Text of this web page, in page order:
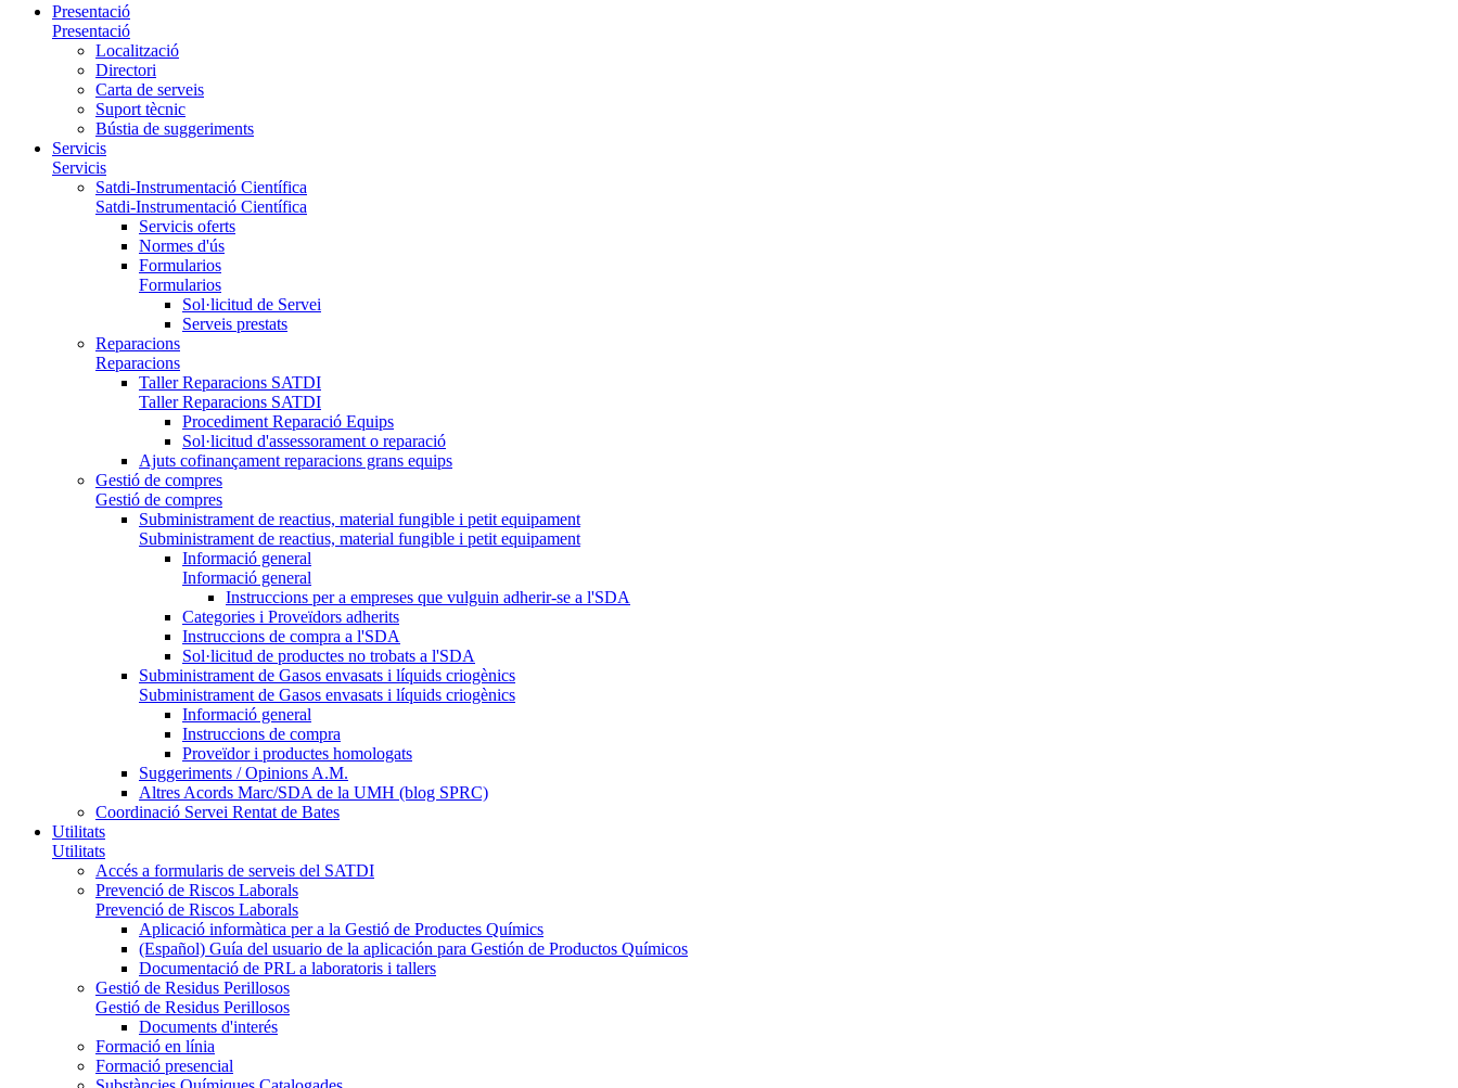
Presentació
Presentació
Localització
Directori
Carta de serveis
Suport tècnic
Bústia de suggeriments
Servicis
Servicis
Satdi-Instrumentació Científica
Satdi-Instrumentació Científica
Servicis oferts
Normes d'ús
Formularios
Formularios
Sol·licitud de Servei
Serveis prestats
Reparacions
Reparacions
Taller Reparacions SATDI
Taller Reparacions SATDI
Procediment Reparació Equips
Sol·licitud d'assessorament o reparació
Ajuts cofinançament reparacions grans equips
Gestió de compres
Gestió de compres
Subministrament de reactius, material fungible i petit equipament
Subministrament de reactius, material fungible i petit equipament
Informació general
Informació general
Instruccions per a empreses que vulguin adherir-se a l'SDA
Categories i Proveïdors adherits
Instruccions de compra a l'SDA
Sol·licitud de productes no trobats a l'SDA
Subministrament de Gasos envasats i líquids criogènics
Subministrament de Gasos envasats i líquids criogènics
Informació general
Instruccions de compra
Proveïdor i productes homologats
Suggeriments / Opinions A.M.
Altres Acords Marc/SDA de la UMH (blog SPRC)
Coordinació Servei Rentat de Bates
Utilitats
Utilitats
Accés a formularis de serveis del SATDI
Prevenció de Riscos Laborals
Prevenció de Riscos Laborals
Aplicació informàtica per a la Gestió de Productes Químics
(Español) Guía del usuario de la aplicación para Gestión de Productos Químicos
Documentació de PRL a laboratoris i tallers
Gestió de Residus Perillosos
Gestió de Residus Perillosos
Documents d'interés
Formació en línia
Formació presencial